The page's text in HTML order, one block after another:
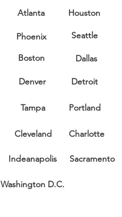
Atlanta
Phoenix
Boston
Denver
Tampa
Cleveland
Indeanapolis
Houston
Seattle
Dallas
Detroit
Portland
Charlotte
Sacramento
Washington D.C.